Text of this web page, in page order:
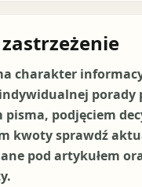
charakter
porady
pisma, podjęciem
kwoty sprawdź
pod artykułem